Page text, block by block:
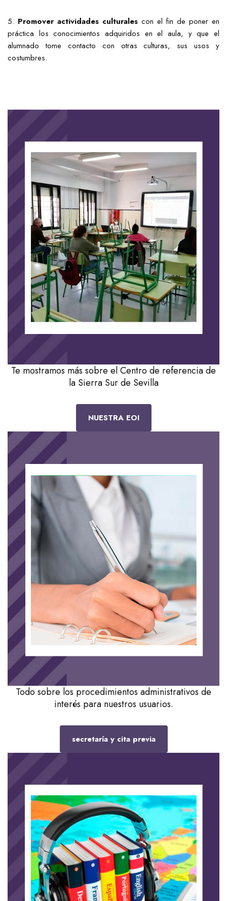
5. Promover actividades culturales con el fin de poner en
práctica los conocimientos adquiridos en el aula, y que el
alumnado tome contacto con otras culturas, sus usos y
costumbres.
Te mostramos más sobre el Centro de referencia de
la Sierra Sur de Sevilla
NUESTRA EOI
Todo sobre los procedimientos administrativos de
interés para nuestros usuarios.
secretaría y cita previa